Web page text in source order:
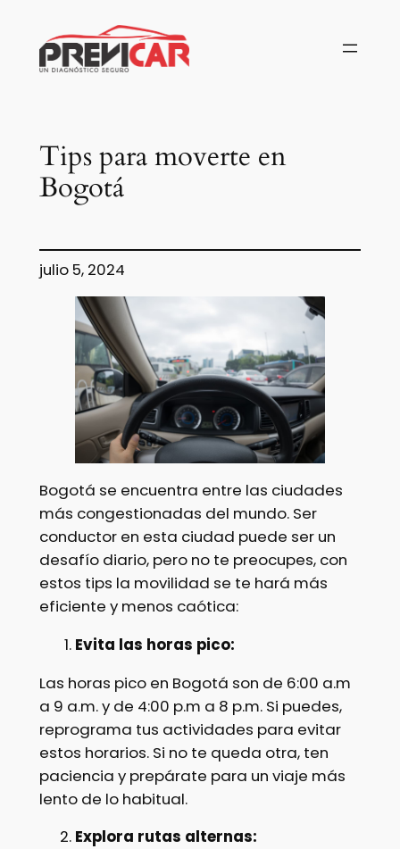
contenido
Tips para moverte en
Bogotá
julio 5, 2024
Bogotá se encuentra entre las ciudades
más congestionadas del mundo. Ser
conductor en esta ciudad puede ser un
desafío diario, pero no te preocupes, con
estos tips la movilidad se te hará más
eficiente y menos caótica:
Evita las horas pico:
Las horas pico en Bogotá son de 6:00 a.m
a 9 a.m. y de 4:00 p.m a 8 p.m. Si puedes,
reprograma tus actividades para evitar
estos horarios. Si no te queda otra, ten
paciencia y prepárate para un viaje más
lento de lo habitual.
Explora rutas alternas: